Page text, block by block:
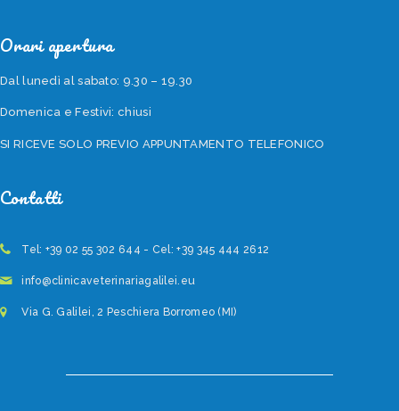
Orari apertura
Dal lunedì al sabato: 9.30 – 19.30
Domenica e Festivi: chiusi
SI RICEVE SOLO PREVIO APPUNTAMENTO TELEFONICO
Contatti
Tel: +39 02 55 302 644 - Cel: +39 345 444 2612
info@clinicaveterinariagalilei.eu
Via G. Galilei, 2 Peschiera Borromeo (MI)